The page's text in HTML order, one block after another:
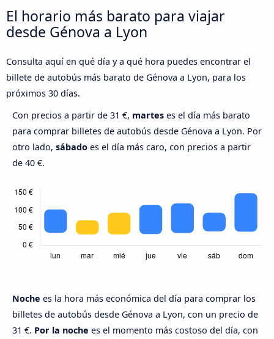
El horario más barato para viajar
desde Génova a Lyon
Consulta aquí en qué día y a qué hora puedes encontrar el
billete de autobús más barato de Génova a Lyon, para los
próximos 30 días.
Con precios a partir de 31 €, martes es el día más barato
para comprar billetes de autobús desde Génova a Lyon. Por
otro lado, sábado es el día más caro, con precios a partir
de 40 €.
Noche es la hora más económica del día para comprar los
billetes de autobús desde Génova a Lyon, con un precio de
31 €. Por la noche es el momento más costoso del día, con